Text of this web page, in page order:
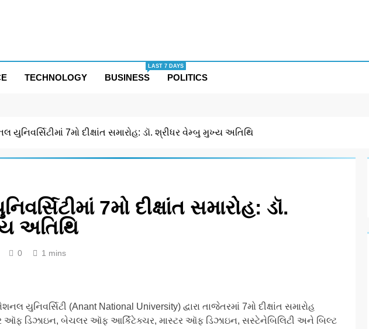
TECHNOLOGY BUSINESS
LAST 7 DAYS
POLITICS
7મો દીક્ષાંત સમારોહ: ડૉ. શ્રીધર વેમ્બુ મુખ્ય અતિથિ
7મો દીક્ષાંત સમારોહ: ડૉ.
અતિથિ
0 1 mins
યુનિવર્સિટી (Anant National University) દ્વારા તાજેતરમાં 7મો દીક્ષાંત સમારોહ
ઑફ ડિઝાઇન, બેચલર ઑફ આર્કિટેક્ચર, માસ્ટર ઑફ ડિઝાઇન, સસ્ટેનેબિલિટી અને બિલ્ટ